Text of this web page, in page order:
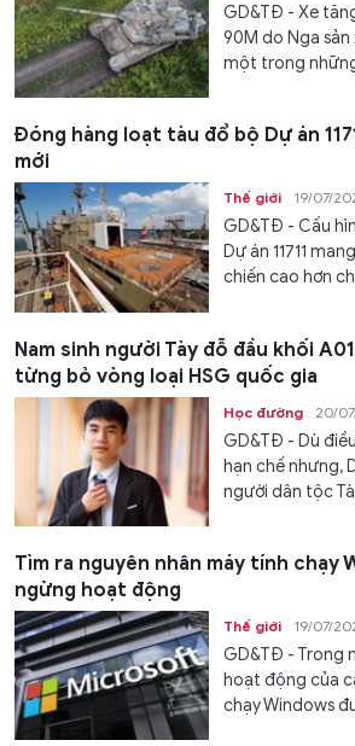
GD&TĐ - Xe
90M do Nga
một trong
Đóng hàng loạt tàu đổ bộ Dự án
mới
Thế giới 19/07/
GD&TĐ - Cấu
Dự án 11711
chiến cao hơn
Nam sinh người Tày đỗ đầu khối
từng bỏ vòng loại HSG quốc gia
Học đường 20/
GD&TĐ - Dù
hạn chế nhưng,
người dân tộc
Tìm ra nguyên nhân máy tính chạy
ngừng hoạt động
Thế giới 19/07/
GD&TĐ - Trong
hoạt động của
chạy Windows